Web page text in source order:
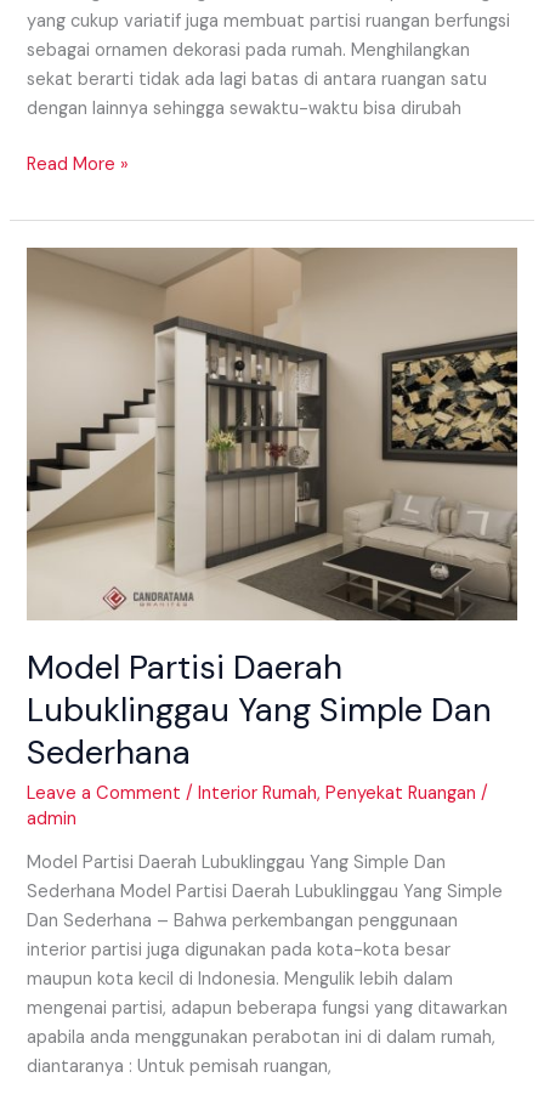
yang cukup variatif juga membuat partisi ruangan berfungsi
sebagai ornamen dekorasi pada rumah. Menghilangkan
sekat berarti tidak ada lagi batas di antara ruangan satu
dengan lainnya sehingga sewaktu-waktu bisa dirubah
Read More »
Model Partisi Daerah
Lubuklinggau Yang Simple Dan
Sederhana
Leave a Comment /Interior Rumah,Penyekat Ruangan /
admin
Model Partisi Daerah Lubuklinggau Yang Simple Dan
Sederhana Model Partisi Daerah Lubuklinggau Yang Simple
Dan Sederhana – Bahwa perkembangan penggunaan
interior partisi juga digunakan pada kota-kota besar
maupun kota kecil di Indonesia. Mengulik lebih dalam
mengenai partisi, adapun beberapa fungsi yang ditawarkan
apabila anda menggunakan perabotan ini di dalam rumah,
diantaranya : Untuk pemisah ruangan,
Model
Daerah
Sederhana